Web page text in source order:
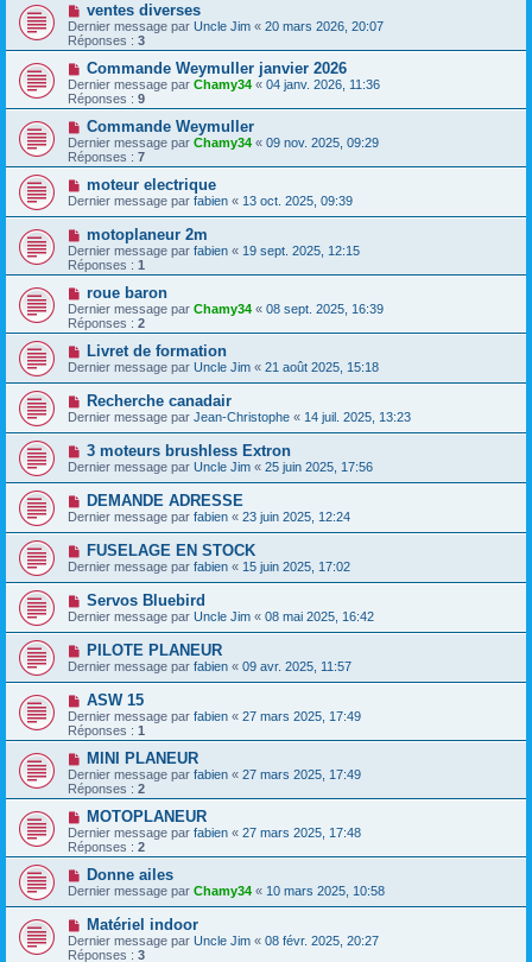
ventes diverses
Dernier message par Uncle Jim « 20 mars 2026, 20:07
Réponses : 3
Commande Weymuller janvier 2026
Dernier message par Chamy34 « 04 janv. 2026, 11:36
Réponses : 9
Commande Weymuller
Dernier message par Chamy34 « 09 nov. 2025, 09:29
Réponses : 7
moteur electrique
Dernier message par fabien « 13 oct. 2025, 09:39
motoplaneur 2m
Dernier message par fabien « 19 sept. 2025, 12:15
Réponses : 1
roue baron
Dernier message par Chamy34 « 08 sept. 2025, 16:39
Réponses : 2
Livret de formation
Dernier message par Uncle Jim « 21 août 2025, 15:18
Recherche canadair
Dernier message par Jean-Christophe « 14 juil. 2025, 13:23
3 moteurs brushless Extron
Dernier message par Uncle Jim « 25 juin 2025, 17:56
DEMANDE ADRESSE
Dernier message par fabien « 23 juin 2025, 12:24
FUSELAGE EN STOCK
Dernier message par fabien « 15 juin 2025, 17:02
Servos Bluebird
Dernier message par Uncle Jim « 08 mai 2025, 16:42
PILOTE PLANEUR
Dernier message par fabien « 09 avr. 2025, 11:57
ASW 15
Dernier message par fabien « 27 mars 2025, 17:49
Réponses : 1
MINI PLANEUR
Dernier message par fabien « 27 mars 2025, 17:49
Réponses : 2
MOTOPLANEUR
Dernier message par fabien « 27 mars 2025, 17:48
Réponses : 2
Donne ailes
Dernier message par Chamy34 « 10 mars 2025, 10:58
Matériel indoor
Dernier message par Uncle Jim « 08 févr. 2025, 20:27
Réponses : 3